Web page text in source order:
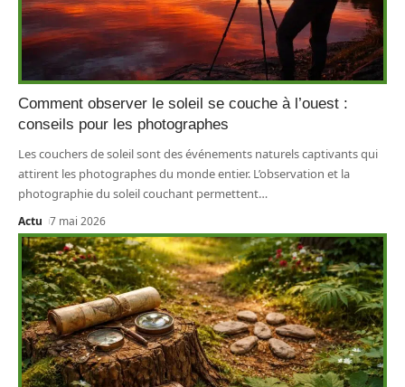
Comment observer le soleil se couche à l’ouest :
conseils pour les photographes
Les couchers de soleil sont des événements naturels captivants qui
attirent les photographes du monde entier. L’observation et la
photographie du soleil couchant permettent…
Actu 7 mai 2026